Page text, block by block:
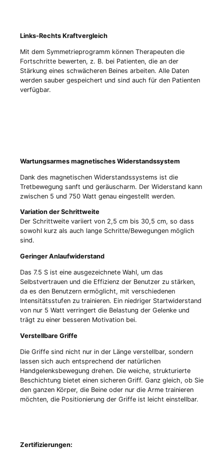
Links-Rechts Kraftvergleich
Mit dem Symmetrieprogramm können Therapeuten die
Fortschritte bewerten, z. B. bei Patienten, die an der
Stärkung eines schwächeren Beines arbeiten. Alle Daten
werden sauber gespeichert und sind auch für den Patienten
verfügbar.
Wartungsarmes magnetisches Widerstandssystem
Dank des magnetischen Widerstandssystems ist die
Tretbewegung sanft und geräuscharm. Der Widerstand kann
zwischen 5 und 750 Watt genau eingestellt werden.
Variation der Schrittweite
Der Schrittweite variiert von 2,5 cm bis 30,5 cm, so dass
sowohl kurz als auch lange Schritte/Bewegungen möglich
sind.
Geringer Anlaufwiderstand
Das 7.5 S ist eine ausgezeichnete Wahl, um das
Selbstvertrauen und die Effizienz der Benutzer zu stärken,
da es den Benutzern ermöglicht, mit verschiedenen
Intensitätsstufen zu trainieren. Ein niedriger Startwiderstand
von nur 5 Watt verringert die Belastung der Gelenke und
trägt zu einer besseren Motivation bei.
Verstellbare Griffe
Die Griffe sind nicht nur in der Länge verstellbar, sondern
lassen sich auch entsprechend der natürlichen
Handgelenksbewegung drehen. Die weiche, strukturierte
Beschichtung bietet einen sicheren Griff. Ganz gleich, ob Sie
den ganzen Körper, die Beine oder nur die Arme trainieren
möchten, die Positionierung der Griffe ist leicht einstellbar.
Zertifizierungen: